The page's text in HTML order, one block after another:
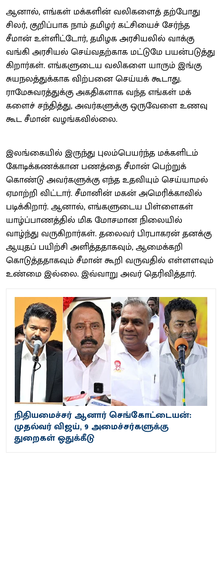
ஆனால், எங்​கள் மக்​களின் வலிகளைத் தற்​போது
சிலர், குறிப்​பாக நாம் தமிழர் கட்​சி​யைச் சேர்ந்த
சீமான் உள்​ளிட்​டோர், தமிழக அரசி​யலில் வாக்கு
வங்கி அரசி​யல் செய்​வதற்​காக மட்​டுமே பயன்​படுத்​து
கிறார்​கள். எங்​களு​டைய வலிகளை யாரும் இங்கு
சுயநலத்​துக்​காக விற்​பனை செய்​யக் கூடாது.
ராமேசுவரத்​துக்கு அகதி​களாக வந்த எங்​கள் மக்​
களைச் சந்​தித்​து, அவர்​களுக்கு ஒரு​வேளை உணவு
கூட சீமான் வழங்​க​வில்​லை.
இலங்​கை​யில் இருந்து புலம்​பெயர்ந்த மக்​களிடம்
கோடிக்​கணக்​கான பணத்தை சீமான் பெற்​றுக்​
கொண்டு அவர்​களுக்கு எந்த உதவி​யும் செய்​யாமல்
ஏமாற்றி விட்​டார். சீமானின் மகன் அமெரிக்​கா​வில்
படிக்​கிறார். ஆனால், எங்​களு​டைய பிள்​ளை​கள்
யாழ்ப்​பாணத்​தில் மிக மோச​மான நிலை​யில்
வாழ்ந்து வரு​கிறார்​கள். தலை​வர் பிர​பாகரன் தனக்கு
ஆயுதப் பயிற்சி அளித்​த​தாக​வும், ஆமைக்​கறி
கொடுத்​த​தாக​வும் சீமான் கூறி வரு​வ​தில் எள்​ளள​வும்
உண்​மை இல்​லை. இவ்​வாறு அவர்​ தெரிவித்​தார்​.
நிதியமைச்சர் ஆனார் செங்கோட்டையன்:
முதல்வர் விஜய், 9 அமைச்சர்களுக்கு
துறைகள் ஒதுக்கீடு